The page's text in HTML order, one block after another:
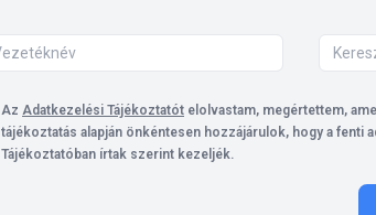
Az Adatkezelési Tájékoztatót elolvastam, megértettem,
tájékoztatás alapján önkéntesen hozzájárulok, hogy a fenti
Tájékoztatóban írtak szerint kezeljék.